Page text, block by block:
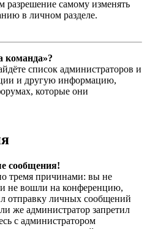
разрешение самому изменять
в личном разделе.
команда»?
список администраторов и
и другую информацию,
которые они
сообщения!
тремя причинами: вы не
не вошли на конференцию,
отправку личных сообщений
же администратор запретил
с администратором